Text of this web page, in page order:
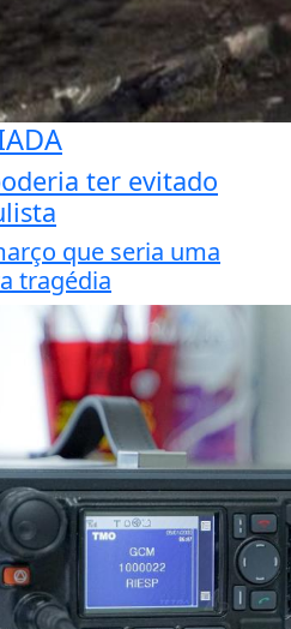
ter evitado
que seria uma
tragédia